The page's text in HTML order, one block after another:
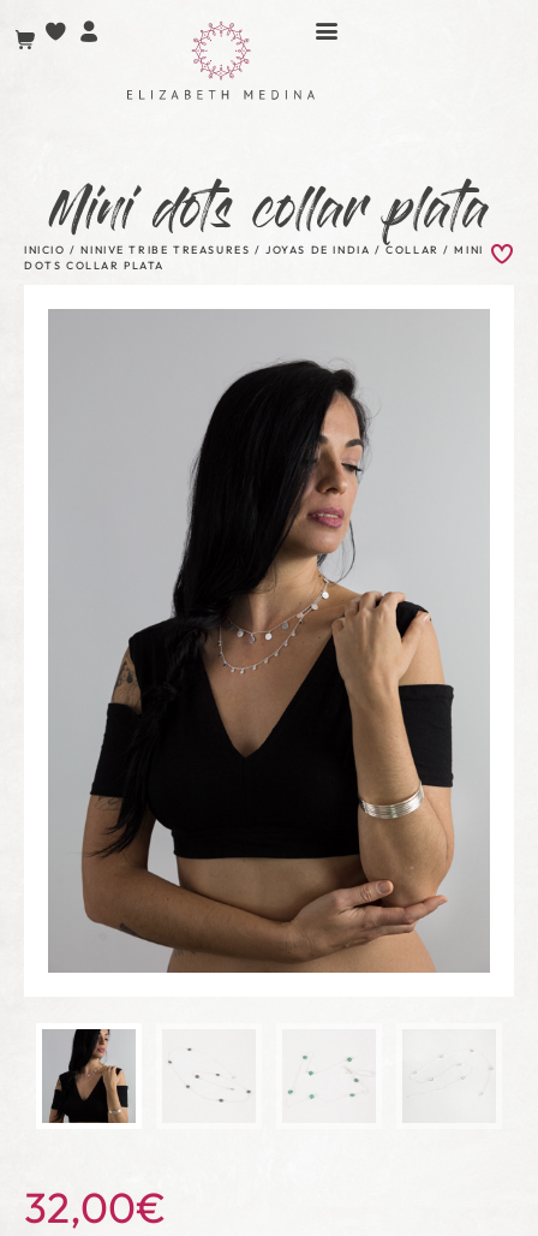
Mini dots collar plata
INICIO /NINIVE TRIBE TREASURES / JOYAS DE INDIA /COLLAR / MINI
DOTS COLLAR PLATA
32,00€